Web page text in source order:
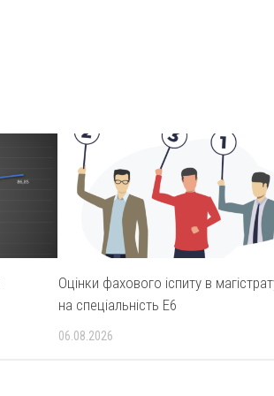
Оцінки фахового іспиту в
на спеціальність E6
06.08.2026